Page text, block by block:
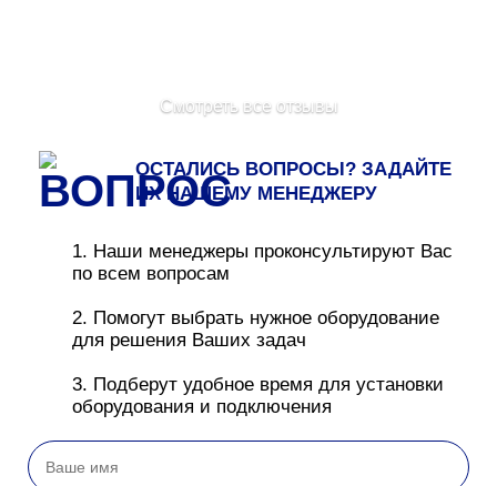
Смотреть все отзывы
ОСТАЛИСЬ ВОПРОСЫ? ЗАДАЙТЕ
ИХ НАШЕМУ МЕНЕДЖЕРУ
1. Наши менеджеры проконсультируют Вас
по всем вопросам
2. Помогут выбрать нужное оборудование
для решения Ваших задач
3. Подберут удобное время для установки
оборудования и подключения